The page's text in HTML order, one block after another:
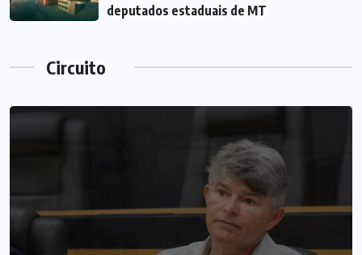
deputados estaduais de MT
Circuito